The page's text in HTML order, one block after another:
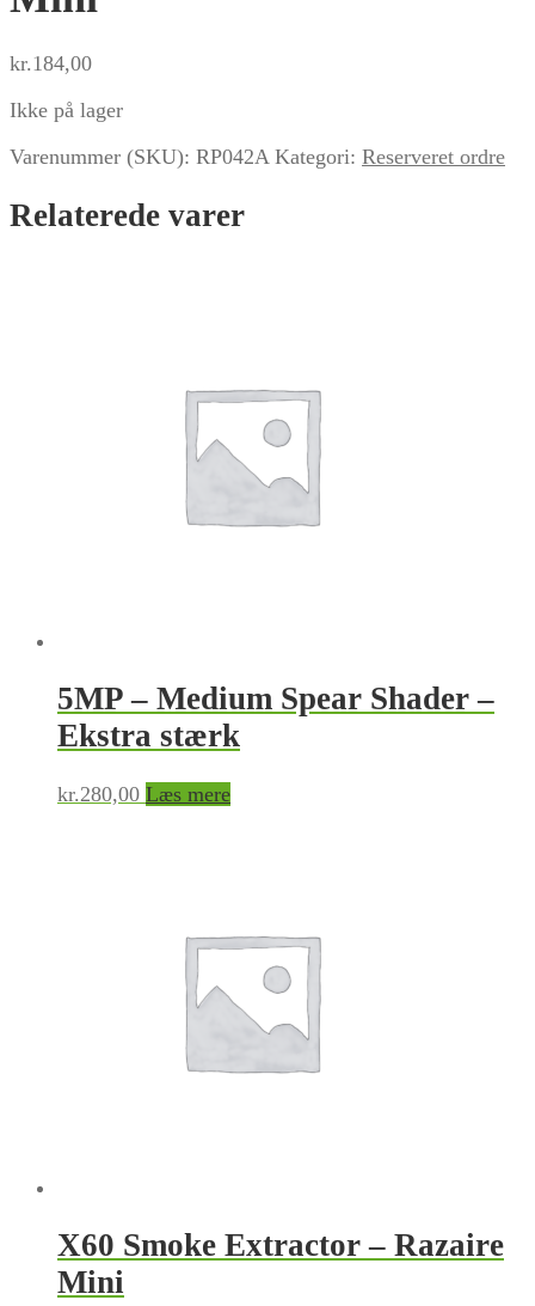
kr.184,00
Ikke på lager
Varenummer (SKU): RP042A Kategori: Reserveret ordre
Relaterede varer
5MP – Medium Spear Shader –
Ekstra stærk
kr.280,00 Læs mere
X60 Smoke Extractor – Razaire
Mini